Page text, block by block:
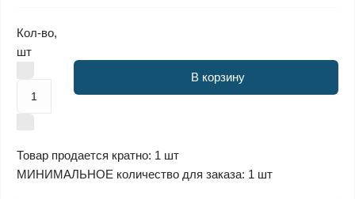
Кол-во,
шт
В корзину
Товар продается кратно: 1 шт
МИНИМАЛЬНОЕ количество для заказа: 1 шт